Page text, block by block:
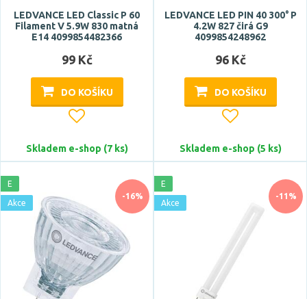
Svítivost
Náhrada za
LEDVANCE LED Classic P 60
Filament V 5.9W 830 matná
E14 4099854482366
99 Kč
DO KOŠÍKU
Skladem e-shop (7 ks)
LEDVANCE LED PIN 40 300° P
4.2W 827 čirá G9
4099854248962
96 Kč
DO KOŠÍKU
Skladem e-shop (5 ks)
-16%
E
Akce
-11%
E
Akce